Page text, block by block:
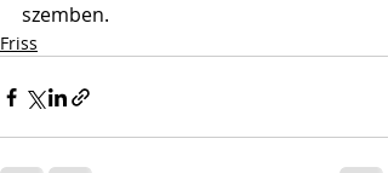
szemben.
Friss